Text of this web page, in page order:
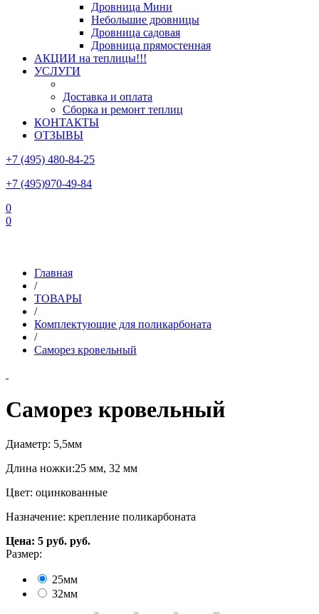
Дровница Мини
Небольшие дровницы
Дровница садовая
Дровница прямостенная
АКЦИИ на теплицы!!!
УСЛУГИ
Доставка и оплата
Сборка и ремонт теплиц
КОНТАКТЫ
ОТЗЫВЫ
+7 (495) 480-84-25
+7 (495)970-49-84
0
0
Главная
/
ТОВАРЫ
/
Комплектующие для поликарбоната
/
Саморез кровельный
Саморез кровельный
Диаметр: 5,5мм
Длина ножки:25 мм, 32 мм
Цвет: оцинкованные
Назначение: крепление поликарбоната
Цена: 5 руб. руб.
Размер:
25мм
32мм